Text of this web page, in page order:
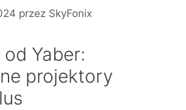
przez SkyFonix
Yaber:
projektory